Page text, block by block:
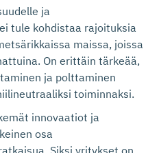
ja
tule kohdistaa rajoituksia
maissa, joissa
On erittäin tärkeää,
ja polttaminen
toiminnaksi.
innovaatiot ja
osa
Siksi yritykset on